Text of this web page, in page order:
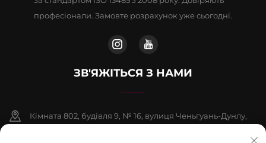
професіонали. Замовте розрахунок уже сьогодні.
ЗВ'ЯЖІТЬСЯ З НАМИ
Кімната 802, будівля 9, № 16, вулиця Ченьгуань-Дунлу,